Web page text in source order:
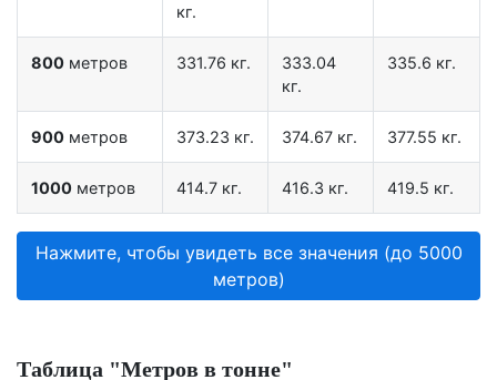
кг.
800 метров 331.76 кг.
333.04
кг.
335.6 кг.
900 метров 373.23 кг. 374.67 кг. 377.55 кг.
1000 метров 414.7 кг. 416.3 кг. 419.5 кг.
Нажмите, чтобы увидеть все значения (до 5000
метров)
Таблица "Метров в тонне"